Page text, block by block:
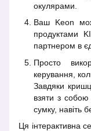
окулярами.
Ваш Keon
продуктами
партнером в
Просто
керування,
Завдяки
взяти з собою
сумку, навіть
Ця інтерактивна